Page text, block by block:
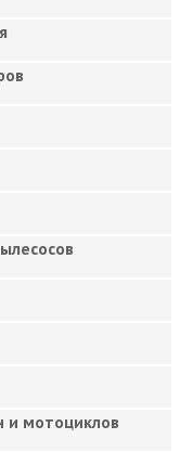
мотоциклов